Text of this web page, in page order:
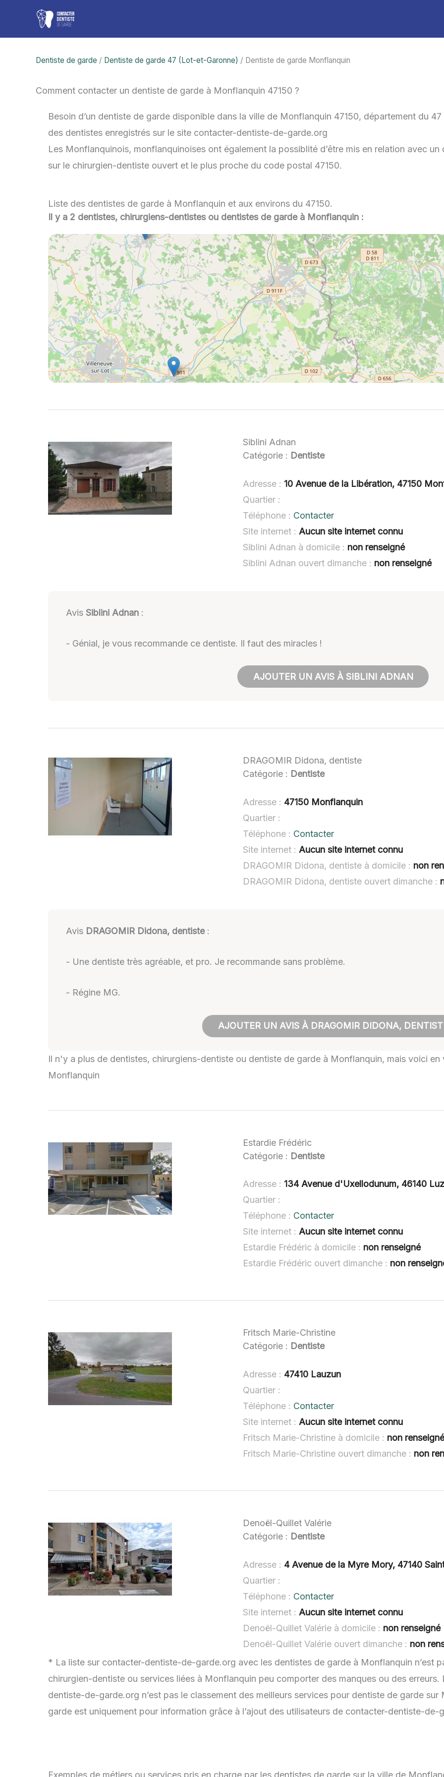
contenu
Dentiste de garde / Dentiste de garde 47 (Lot-et-Garonne) / Dentiste de garde Monflanquin
Comment contacter un dentiste de garde à Monflanquin 47150 ?
Besoin d’un dentiste de garde disponible dans la ville de Monflanquin 47150, département du
des dentistes enregistrés sur le site contacter-dentiste-de-garde.org
Les Monflanquinois, monflanquinoises ont également la possiblité d’être mis en relation avec
sur le chirurgien-dentiste ouvert et le plus proche du code postal 47150.
Liste des dentistes de garde à Monflanquin et aux environs du 47150.
Il y a 2 dentistes, chirurgiens-dentistes ou dentistes de garde à Monflanquin :
Siblini Adnan
Catégorie : Dentiste
Adresse : 10 Avenue de la Libération, 47150
Quartier :
Téléphone : Contacter
Site internet : Aucun site internet connu
Siblini Adnan à domicile : non renseigné
Siblini Adnan ouvert dimanche : non renseigné
Avis Siblini Adnan :
- Génial, je vous recommande ce dentiste. Il faut des miracles !
AJOUTER UN AVIS À SIBLINI ADNAN
DRAGOMIR Didona, dentiste
Catégorie : Dentiste
Adresse : 47150 Monflanquin
Quartier :
Téléphone : Contacter
Site internet : Aucun site internet connu
DRAGOMIR Didona, dentiste à domicile : non
DRAGOMIR Didona, dentiste ouvert dimanche :
Avis DRAGOMIR Didona, dentiste:
- Une dentiste très agréable, et pro. Je recommande sans problème.
- Régine MG.
AJOUTER UN AVIS À DRAGOMIR DIDONA,
Il n'y a plus de dentistes, chirurgiens-dentiste ou dentiste de garde à Monflanquin, mais voici
Monflanquin
Estardie Frédéric
Catégorie : Dentiste
Adresse : 134 Avenue d'Uxellodunum, 46140
Quartier :
Téléphone : Contacter
Site internet :Aucun site internet connu
Estardie Frédéric à domicile : non renseigné
Estardie Frédéric ouvert dimanche : non
Fritsch Marie-Christine
Catégorie : Dentiste
Adresse : 47410 Lauzun
Quartier :
Téléphone : Contacter
Site internet : Aucun site internet connu
Fritsch Marie-Christine à domicile : non
Fritsch Marie-Christine ouvert dimanche : non
Denoël-Quillet Valérie
Catégorie : Dentiste
Adresse : 4 Avenue de la Myre Mory, 47140
Quartier :
Téléphone : Contacter
Site internet : Aucun site internet connu
Denoël-Quillet Valérie à domicile : non renseigné
Denoël-Quillet Valérie ouvert dimanche : non
* La liste sur contacter-dentiste-de-garde.org avec les dentistes de garde à Monflanquin n’est
chirurgien-dentiste ou services liées à Monflanquin peu comporter des manques ou des erreurs.
dentiste-de-garde.org n’est pas le classement des meilleurs services pour dentiste de garde sur
garde est uniquement pour information grâce à l’ajout des utilisateurs de contacter-dentiste-de-
Exemples de métiers ou services pris en charge par les dentistes de garde sur la ville de